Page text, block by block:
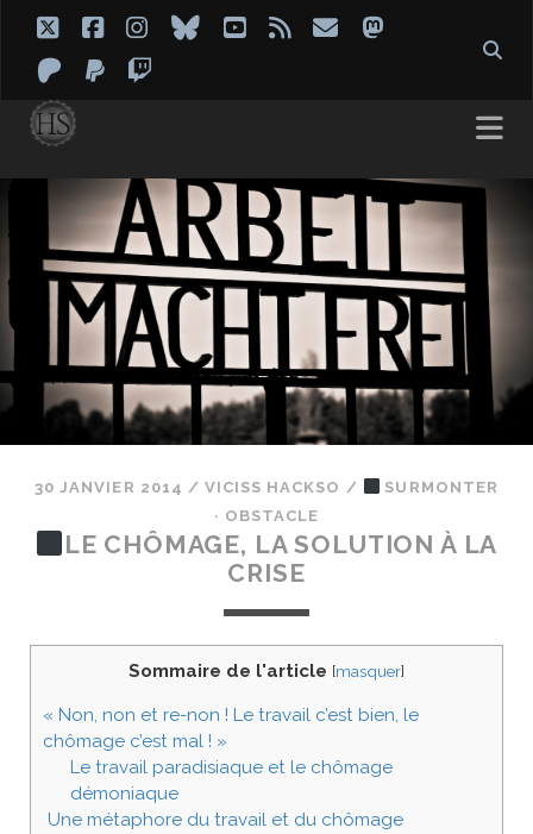
twitterfacebook
instagram
blueskyyoutube
rss emailmastodon
patreon
paypal
30 JANVIER 2014 / VICISS HACKSO /
SURMONTER
· OBSTACLE
LE CHÔMAGE, LA SOLUTION À LA
CRISE
Sommaire de l'article [masquer]
« Non, non et re-non ! Le travail c’est bien, le
chômage c’est mal ! »
Le travail paradisiaque et le chômage
démoniaque
Une métaphore du travail et du chômage